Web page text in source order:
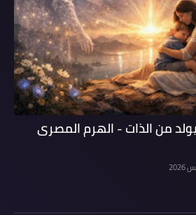
من الذات - الهرم المصرى